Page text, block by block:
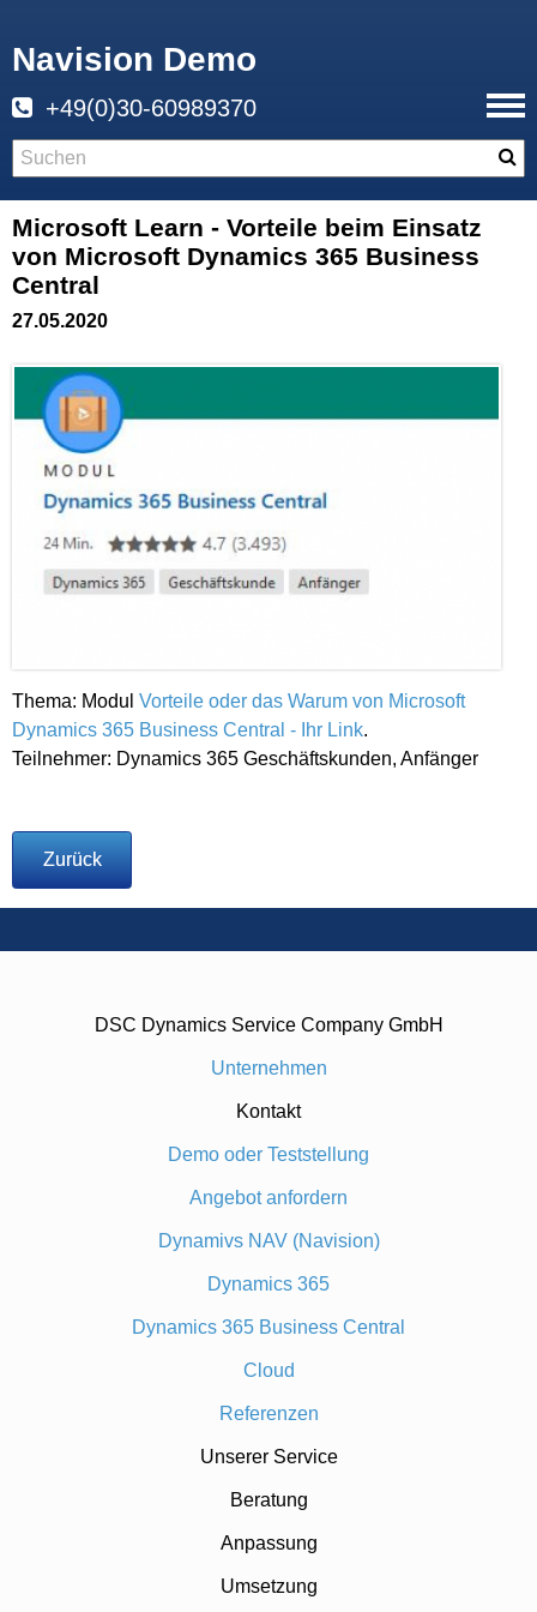
Navision Demo
+49(0)30-60989370
Microsoft Learn - Vorteile beim Einsatz
von Microsoft Dynamics 365 Business
Central
27.05.2020
Thema: Modul Vorteile oder das Warum von Microsoft
Dynamics 365 Business Central - Ihr Link.
Teilnehmer: Dynamics 365 Geschäftskunden, Anfänger
Zurück
DSC Dynamics Service Company GmbH
Unternehmen
Kontakt
Demo oder Teststellung
Angebot anfordern
Dynamivs NAV (Navision)
Dynamics 365
Dynamics 365 Business Central
Cloud
Referenzen
Unserer Service
Beratung
Anpassung
Umsetzung